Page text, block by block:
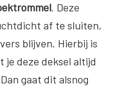
. Deze
af te sluiten,
blijven. Hierbij is
je deze deksel altijd
gaat dit alsnog